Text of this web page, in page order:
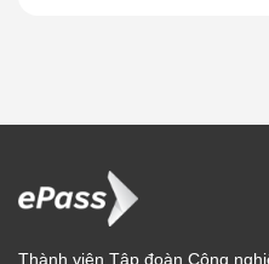
Thành viên Tập đoàn Công